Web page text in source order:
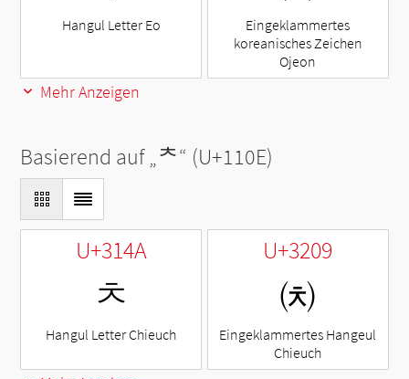
Hangul Letter Eo
Eingeklammertes
koreanisches Zeichen
Ojeon
Mehr Anzeigen
Basierend auf „ᄎ“ (U+110E)
U+314A
ㅊ
Hangul Letter Chieuch
U+3209
㈉
Eingeklammertes Hangeul
Chieuch